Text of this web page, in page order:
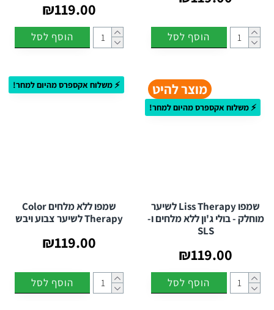
הוסף לסל
₪119.00
הוסף לסל
מוצר להיט
⚡ משלוח אקספרס מהיום למחר!
שמפו Liss Therapy לשיער
מוחלק - בולי ג'ון ללא מלחים ו-
SLS
₪119.00
הוסף לסל
⚡ משלוח אקספרס מהיום למחר!
שמפו ללא מלחים Color
Therapy לשיער צבוע ויבש
₪119.00
הוסף לסל